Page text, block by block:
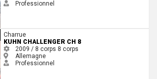
Professionnel
Charrue
KUHN CHALLENGER CH 8
2009 / 8 corps 8 corps
Allemagne
Professionnel